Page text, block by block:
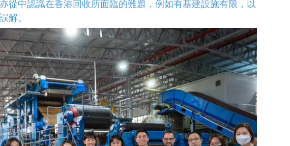
從中認識在香港回收所面臨的難題，例如有基建設施有限，以
解。